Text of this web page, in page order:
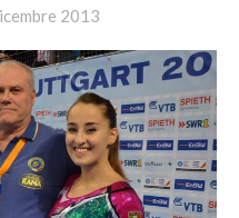
2013